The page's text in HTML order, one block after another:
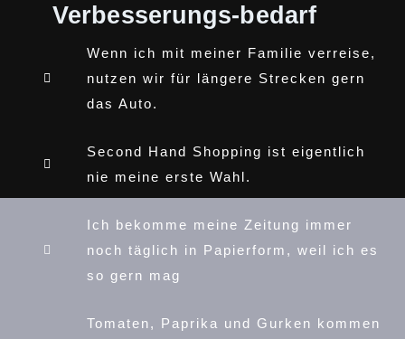
Verbesserungs-bedarf
Wenn ich mit meiner Familie verreise,
nutzen wir für längere Strecken gern
das Auto.
Second Hand Shopping ist eigentlich
nie meine erste Wahl.
Ich bekomme meine Zeitung immer
noch täglich in Papierform, weil ich es
so gern mag
Tomaten, Paprika und Gurken kommen